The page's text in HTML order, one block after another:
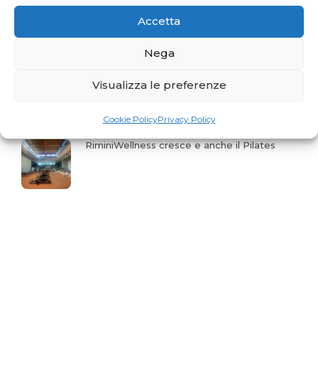
Accetta
Nega
Visualizza le preferenze
Cookie PolicyPrivacy Policy
Profumo di Hundred
Gaia Faggiani Teacher of the Month
RiminiWellness cresce e anche il Pilates